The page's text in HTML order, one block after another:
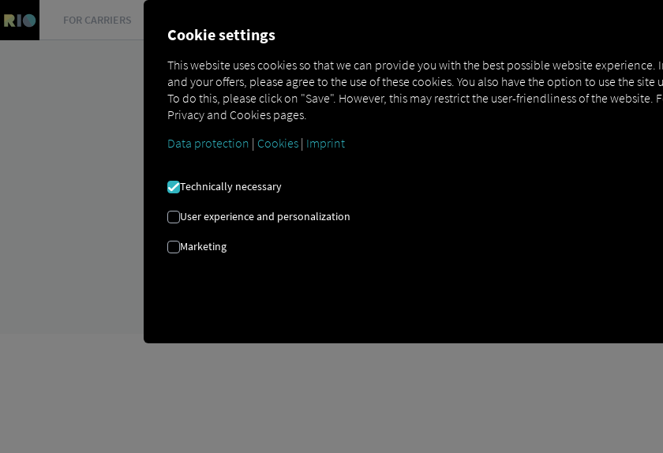
FOR CARRIERS
LOGÍSTICA | ECONOMIA | ECOLOGIA
Sustentabilidade na logística: como conciliar os objetivos ecológicos e
Cookie settings
This website uses cookies so that we can provide you with the best possible website
and your offers, please agree to the use of these cookies. You also have the option to use the
To do this, please click on "Save". However, this may restrict the user-friendliness of the
Privacy and Cookies pages.
Data protection | Cookies | Imprint
Technically necessary
User experience and personalization
Marketing